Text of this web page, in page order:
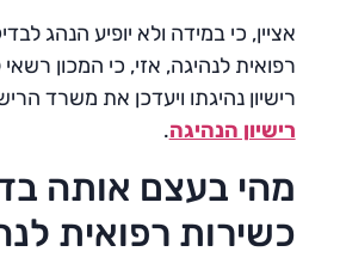
אציין, כי במידה ולא יופיע הנהג
רפואית לנהיגה, אזי, כי המכון
רישיון נהיגתו ויעדכן את משרד
רישיון הנהיגה.
מהי בעצם אותה
כשירות רפואית